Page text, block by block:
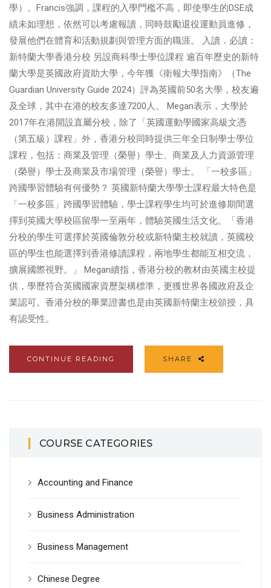
學）。Francis強調，課程的入學門檻不高，即使學生的DSE成
績未如理想，依然可以考慮報讀，同時鼓勵退役運動員進修，
發展他們在體育和活動規劃與管理方面的職涯。 入讀．必讀：
新特蘭大學香港分校 另設商科學士學位課程 逾百年歷史的新特
蘭大學是英國政府資助大學，今年獲《衛報大學指南》（The
Guardian University Guide 2024）評為英國前50名大學，校友遍
及全球，其中在港的校友多達7200人。 Megan表示，大學於
2017年在港開設直屬分校，除了「英國運動學國家高級文憑
（第五級）課程」外，香港分校同時提供三年全日制學士學位
課程，包括：商業及管理（榮譽）學士、商業及人力資源管理
（榮譽）學士及商業及市場管理（榮譽）學士。 「一校多區」
跨國學習體驗有何優勢？ 英國新特蘭大學學士課程最大特色是
「一校多區」跨國學習體驗，學士課程學生均可於進修期間選
擇到英國大學校區留學一至兩年，體驗英國生活文化。「香港
分校的學生可選擇於英國倫敦分校或新特蘭主校就讀，英國校
區的學生也能選擇到香港修讀課程，兩地學生都能互相交流，
擴展國際視野。」 Megan續指，香港分校的教材由英國主校提
供，學歷符合英國國家資歷架構標準，更獲世界各國政府及企
業認可。香港分校的畢業證書也是由英國新特蘭主校頒授，具
有認受性。
CONTINUE READING SHARE
COURSE CATEGORIES
Accounting and Finance
Business Administration
Business Management
Chinese Degree